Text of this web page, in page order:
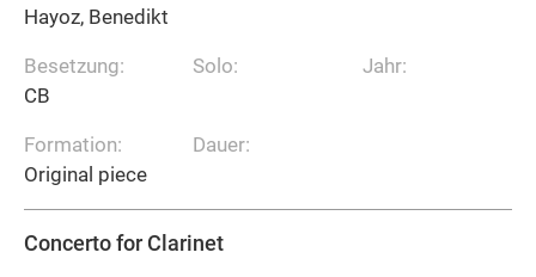
Hayoz, Benedikt
Besetzung:
CB
Formation:
Original piece
Solo:
Dauer:
Jahr:
Concerto for Clarinet